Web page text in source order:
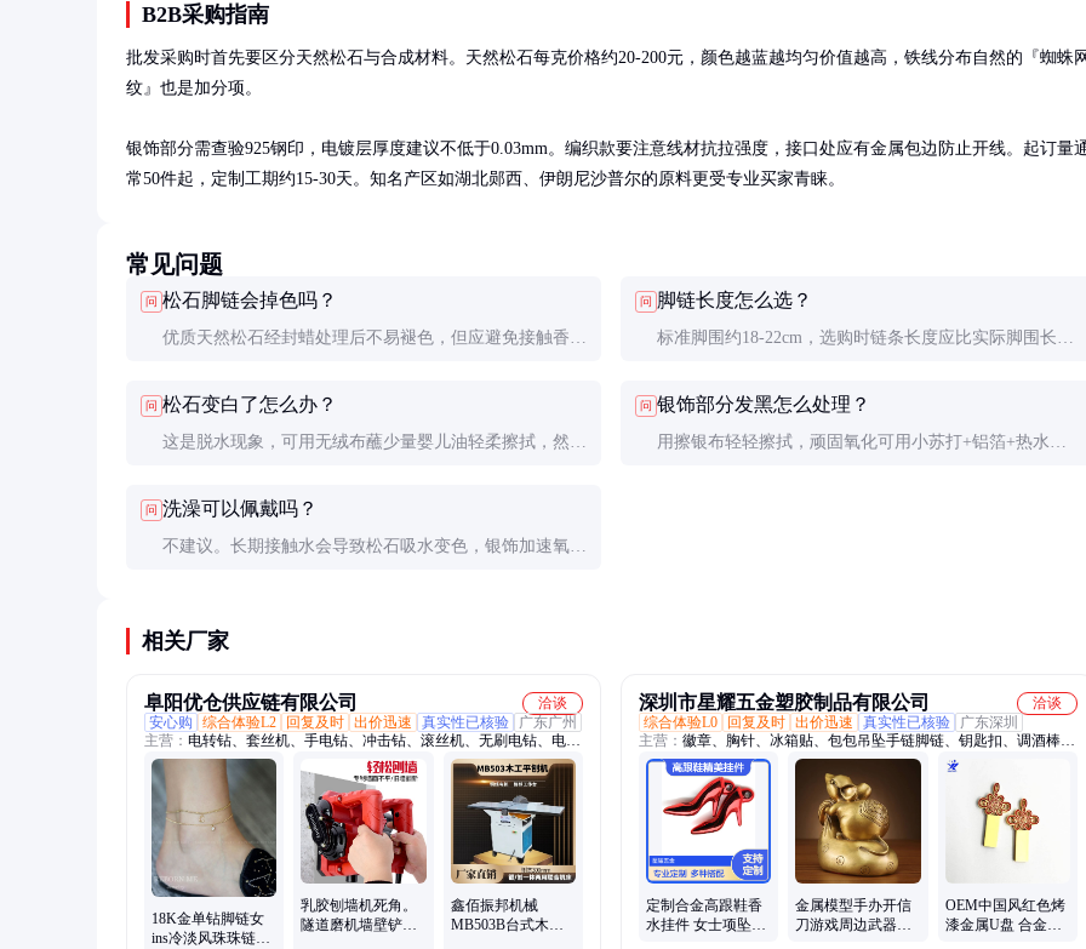
B2B采购指南
批发采购时首先要区分天然松石与合成材料。天然松石每克价格约20-200元，颜色越蓝越均匀价值越高，铁线分布自然的『蜘蛛
纹』也是加分项。
银饰部分需查验925钢印，电镀层厚度建议不低于0.03mm。编织款要注意线材抗拉强度，接口处应有金属包边防止开线。起订量
常50件起，定制工期约15-30天。知名产区如湖北郧西、伊朗尼沙普尔的原料更受专业买家青睐。
常见问题
问 松石脚链会掉色吗？
优质天然松石经封蜡处理后不易褪色，但应避免接触香
泡。合成材料或染色品则可能随时间褪色。
问 脚链长度怎么选？
标准脚围约18-22cm，选购时链条长度应比实际脚围长2-
舒适佩戴。
问 松石变白了怎么办？
这是脱水现象，可用无绒布蘸少量婴儿油轻柔擦拭，然后
理。
问 银饰部分发黑怎么处理？
用擦银布轻轻擦拭，顽固氧化可用小苏打+铝箔+热水浸
问 洗澡可以佩戴吗？
不建议。长期接触水会导致松石吸水变色，银饰加速氧
相关厂家
阜阳优仓供应链有限公司
洽谈
安心购
综合体验L2 回复及时 出价迅速 真实性已核验
广东广州
主营： 电转钻、套丝机、手电钻、冲击钻、滚丝机、无刷电钻、电螺
丝刀、电动工具、消防管道、电动起子、充电手钻、过车丝机、自动
车丝机、充电式电钻、电动螺丝刀、自动起子机、锂电钻弯头、精密
螺丝刀、go2二代工具、冲击起子机、充电式起子机、钢筋不锈钢
管、起子配件碳刷、电批平衡支架、笔记本平板手机
18K金单钻脚链女
ins冷淡风珠珠链锆
乳胶刨墙机死角。
隧道磨机墙壁铲腻
鑫佰振邦机械
MB503B台式木工
深圳市星耀五金塑胶制品有限公司
洽谈
综合体验L0
回复及时 出价迅速 真实性已核验
广东深圳
主营： 徽章、胸针、冰箱贴、包包吊坠手链脚链、钥匙扣、调酒棒、
拆信刀、书签、奖牌、帽夹、开瓶器、镀金条、皮带扣、工号牌、纪
念币、项坠、车标、袖扣、模型、戒指、拉手、领带夹、铜钱、烟灰
缸、音箱外壳、金属摆件
定制合金高跟鞋香
水挂件 女士项坠手
金属模型手办开信
刀游戏周边武器模
OEM中国风红色烤
漆金属U盘 合金窗